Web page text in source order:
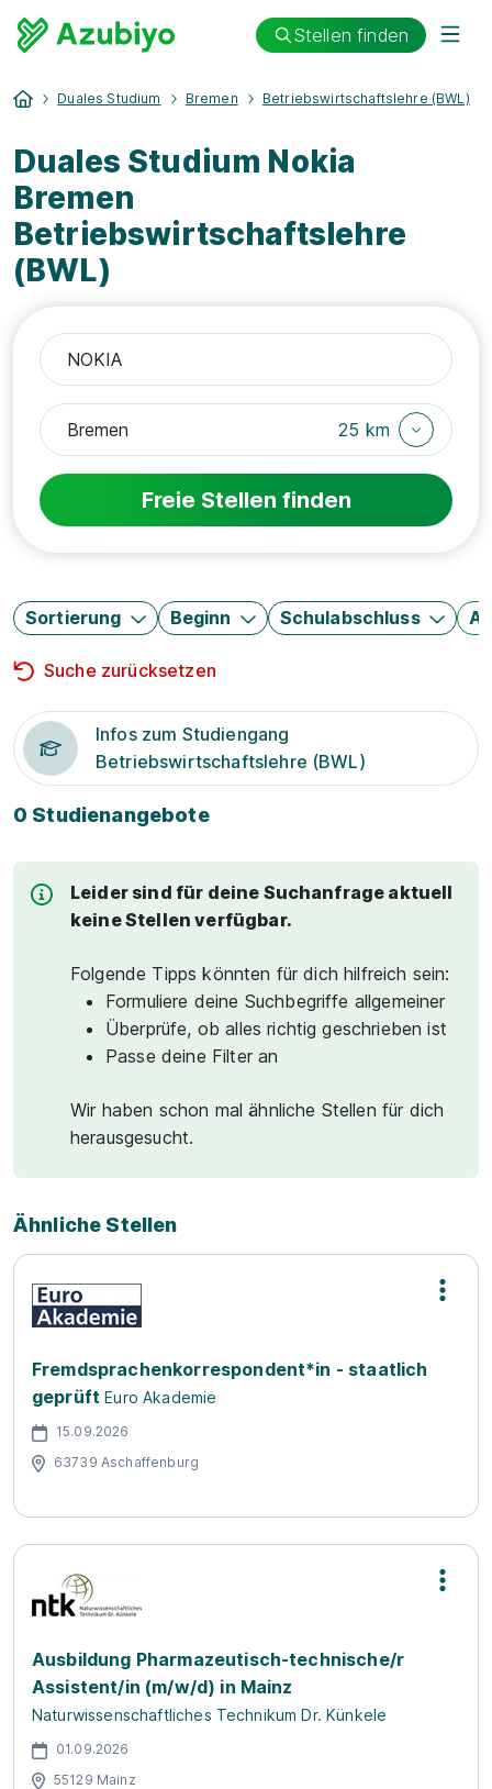
Stellen finden
Duales Studium Bremen Betriebswirtschaftslehre (BWL)
Duales Studium Nokia
Bremen
Betriebswirtschaftslehre
(BWL)
25 km
Freie Stellen finden
Sortierung Beginn Schulabschluss
Suche zurücksetzen
Infos zum Studiengang
Betriebswirtschaftslehre (BWL)
0 Studienangebote
Leider sind für deine Suchanfrage aktuell
keine Stellen verfügbar.
Folgende Tipps könnten für dich hilfreich sein:
Formuliere deine Suchbegriffe allgemeiner
Überprüfe, ob alles richtig geschrieben ist
Passe deine Filter an
Wir haben schon mal ähnliche Stellen für dich
herausgesucht.
Ähnliche Stellen
Fremdsprachenkorrespondent*in - staatlich
geprüft Euro Akademie
15.09.2026
63739 Aschaffenburg
Ausbildung Pharmazeutisch-technische/r
Assistent/in (m/w/d) in Mainz
Naturwissenschaftliches Technikum Dr. Künkele
01.09.2026
55129 Mainz